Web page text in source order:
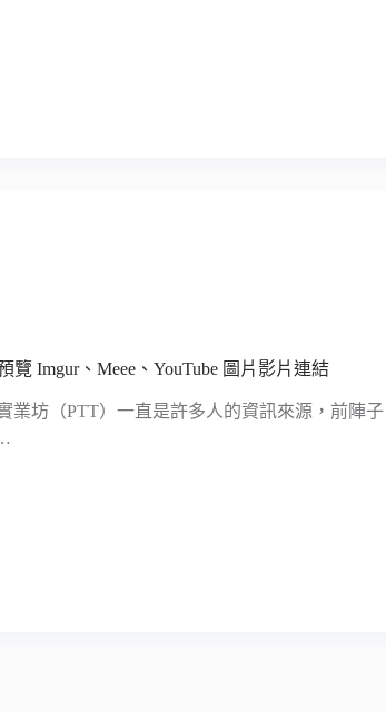
覽 Imgur、Meee、YouTube 圖片影片連結
業坊（PTT）一直是許多人的資訊來源，前陣子